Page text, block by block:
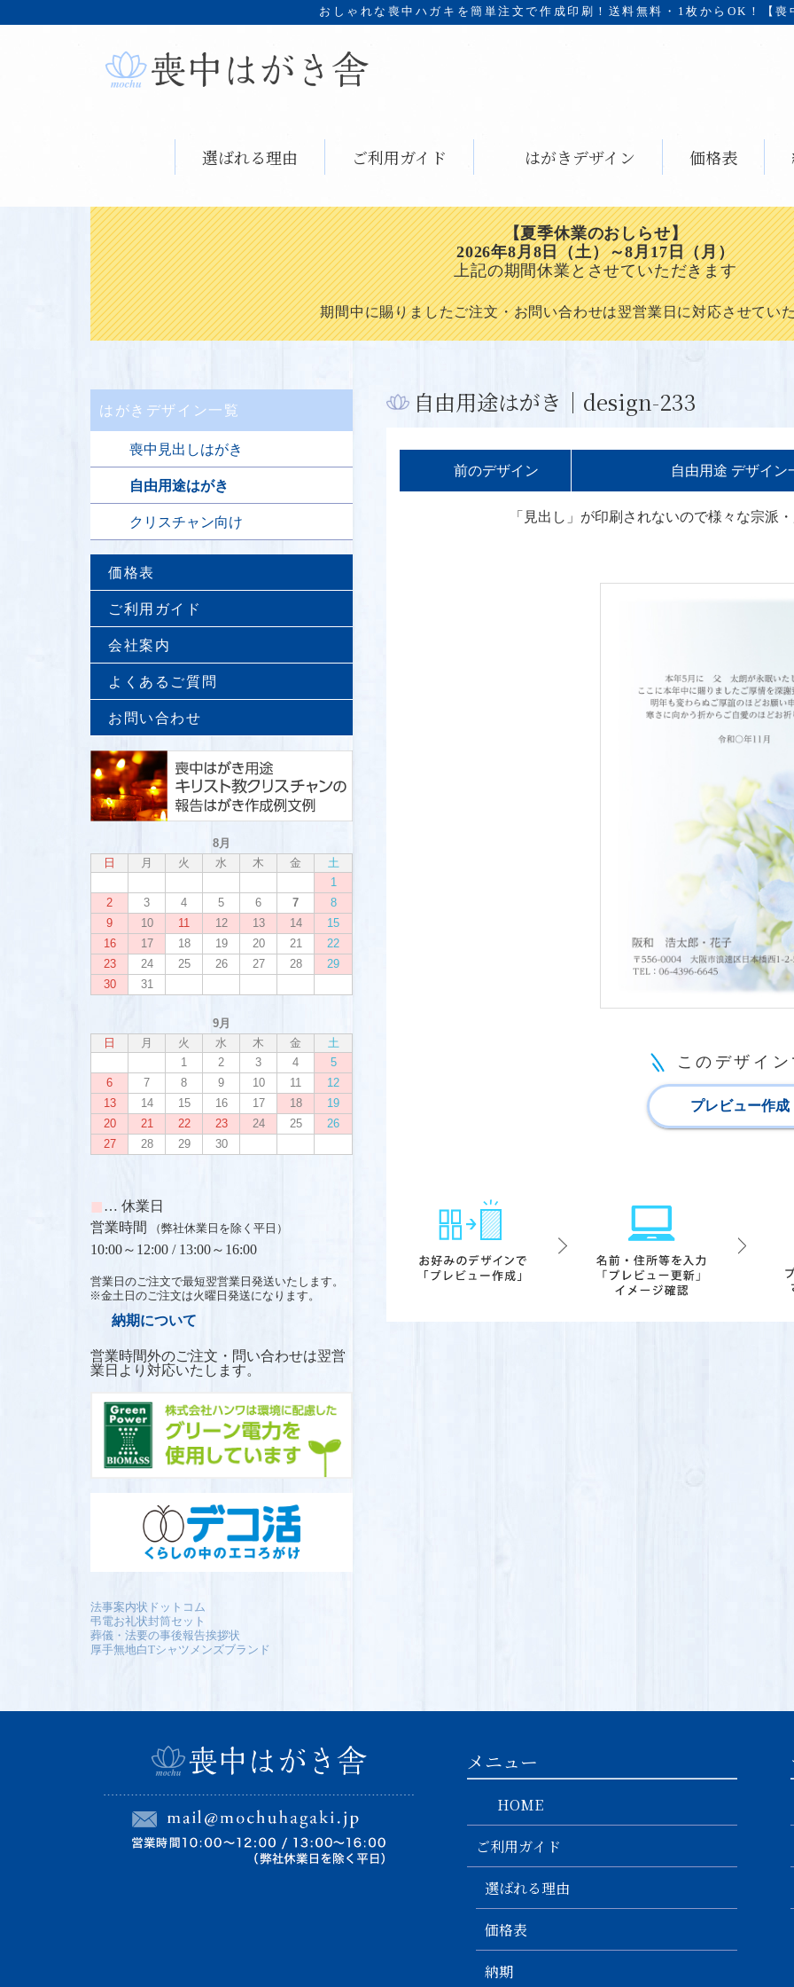
おしゃれな喪中ハガキを簡単注文で作成印刷！ 送料無料・1枚からOK！【喪
選ばれる理由 ご利用ガイド はがきデザイン 価格表
【夏季休業のおしらせ】
2026年8月8日（土）～8月17日（月）
上記の期間休業とさせていただきます
期間中に賜りましたご注文・お問い合わせは翌営業日に対応させてい
はがきデザイン一覧
喪中見出しはがき
自由用途はがき
クリスチャン向け
価格表
ご利用ガイド
会社案内
よくあるご質問
お問い合わせ
■… 休業日
営業時間
（弊社休業日を除く平日）
10:00～12:00 /13:00～16:00
営業日のご注文で最短翌営業日発送いたします。
※金土日のご注文は火曜日発送になります。
納期について
営業時間外のご注文・問い合わせは翌営
業日より対応いたします。
法事案内状ドットコム
弔電お礼状封筒セット
葬儀・法要の事後報告挨拶状
厚手無地白Tシャツメンズブランド
自由用途はがき｜design-233
前のデザイン 自由用途 デザイン
「見出し」が印刷されないので様々な宗派
このデザイ
プレビュー作成
メニュー
HOME
ご利用ガイド
選ばれる理由
価格表
納期